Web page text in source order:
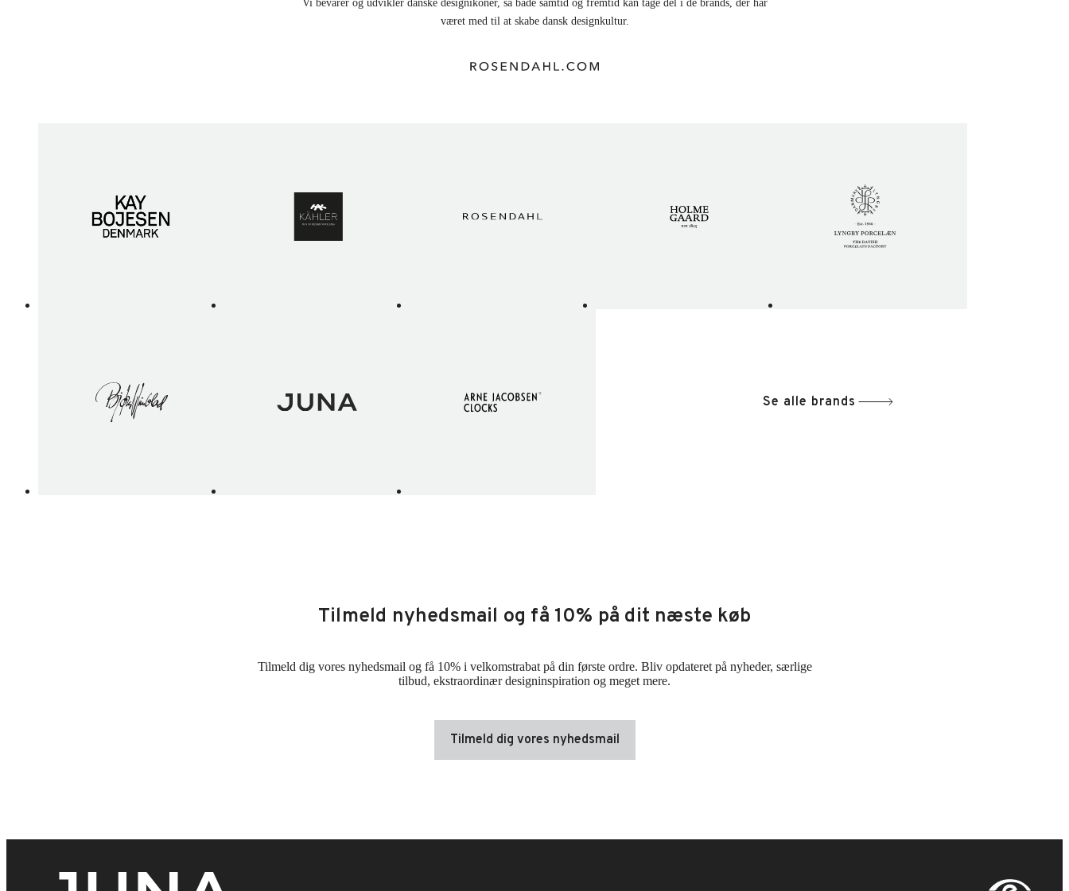
Vi bevarer og udvikler danske designikoner, så både samtid og fremtid kan tage del i de brands, der har
været med til at skabe dansk designkultur.
Se alle brands
Tilmeld nyhedsmail og få 10% på dit næste køb
Tilmeld dig vores nyhedsmail og få 10% i velkomstrabat på din første ordre. Bliv opdateret på nyheder, særlige
tilbud, ekstraordinær designinspiration og meget mere.
Tilmeld dig vores nyhedsmail